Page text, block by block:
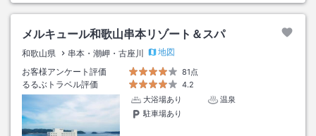
メルキュール和歌山串本リゾート＆スパ
和歌山県 串本・潮岬・古座川
地図
お客様アンケート評価
81点
るるぶトラベル評価
4.2
大浴場あり
温泉
駐車場あり